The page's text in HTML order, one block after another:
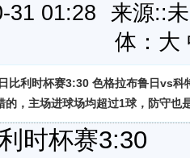
31 01:28 来源::
体： 大
比利时杯赛3:30 色格拉布鲁日vs
的，主场进球场均超过1球，防守也
时杯赛3:30